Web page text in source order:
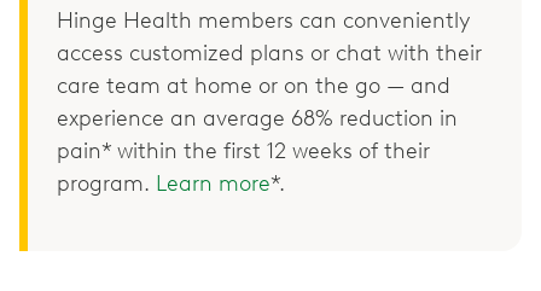
Hinge Health members can conveniently
access customized plans or chat with their
care team at home or on the go — and
experience an average 68% reduction in
pain* within the first 12 weeks of their
program. Learn more*.